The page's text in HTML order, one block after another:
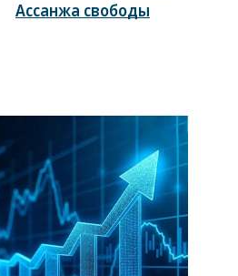
Ассанжа свободы